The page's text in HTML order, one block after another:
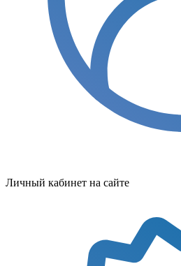
Личный кабинет на сайте